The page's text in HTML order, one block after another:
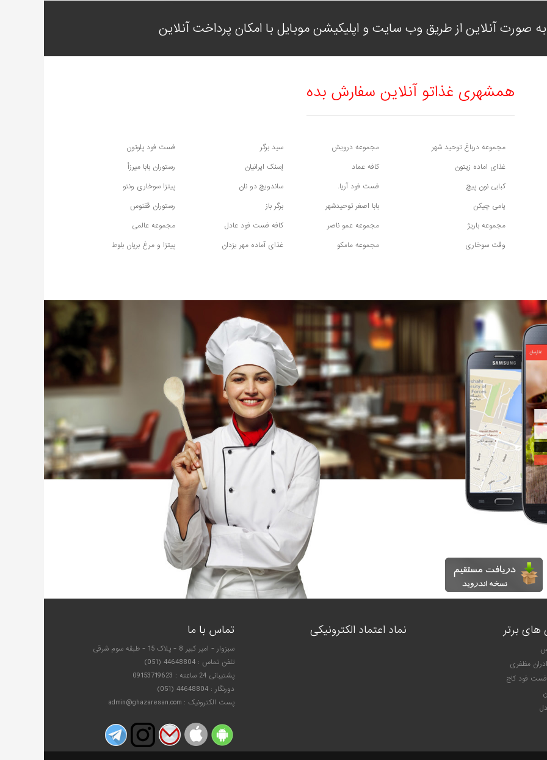
صورت آنلاین از طریق وب سایت و اپلیکیشن موبایل با امکان پرداخت آنلاین
همشهری غذاتو آنلاین سفارش بده
مجموعه درباغ توحید شهر مجموعه درویش سید برگر
فست فود پلوتون
غذای اماده زیتون
کافه عماد إسنک ایرانیان
رستوران بابا میرزأ
کبابی نون پیچ
فست فود آریا. ساندویچ دو نان
پیتزا سوخاری ونتو
یامی چیکن
بابا اصغر توحیدشهر برگر باز
رستوران ققنوس
مجموعه باریژ
مجموعه عمو ناصر کافه فست فود عادل
مجموعه عالمی
وقت سوخاری
مجموعه مامکو غذای آماده مهر یزدان پیتزا و مرغ بریان بلوط
های برتر نماد اعتماد الکترونیکی تماس با ما
مظفری
فست فود کاج
سبزوار - امیر کبیر 8 - پلاک 15 - طبقه سوم شرقی
تلفن تماس : 44648804 (051)
پشتیبانی 24 ساعته : 09153719623
دورنگار : 44648804 (051)
پست الکترونیک : admin@ghazaresan.com